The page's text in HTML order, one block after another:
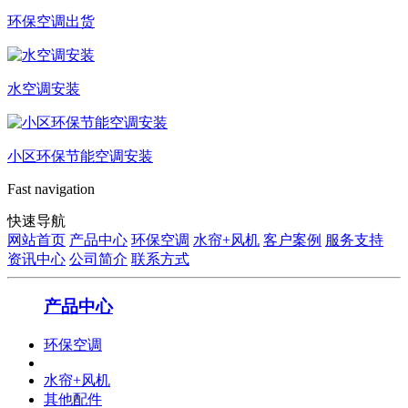
环保空调出货
水空调安装
小区环保节能空调安装
Fast navigation
快速导航
网站首页 产品中心 环保空调 水帘+风机 客户案例 服务支持
资讯中心 公司简介 联系方式
产品中心
环保空调
水帘+风机
其他配件